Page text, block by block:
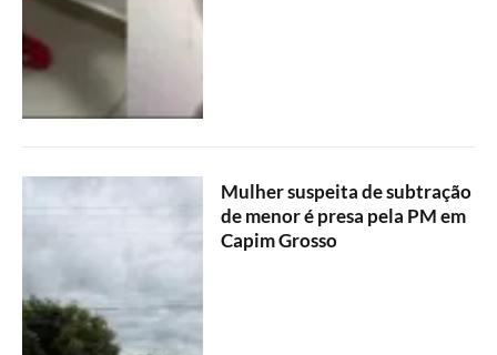
Mulher suspeita de subtração
de menor é presa pela PM em
Capim Grosso